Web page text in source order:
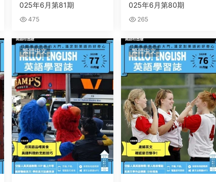
025年6月第81期
475
025年6月第80期
265
繁體中文 繁體中文